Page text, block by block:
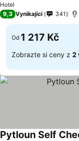
Hotel
9,3 Vynikající 341
Od 1 217 Kč
Zobrazte si ceny z 2
Pytloun Self